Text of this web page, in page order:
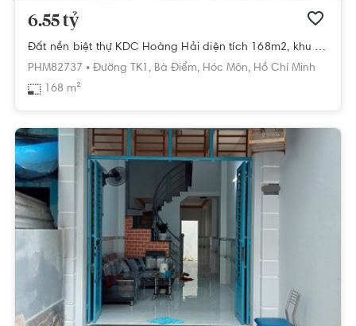
6.55 tỷ
Đất nền biệt thự KDC Hoàng Hải diện tích 168m2, khu dân cư đông đúc.
PHM82737 • Đường TK1, Bà Điểm, Hóc Môn, Hồ Chí Minh
168 m²